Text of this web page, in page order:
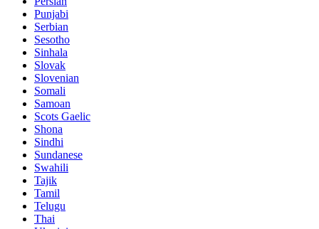
Punjabi
Serbian
Sesotho
Sinhala
Slovak
Slovenian
Somali
Samoan
Scots Gaelic
Shona
Sindhi
Sundanese
Swahili
Tajik
Tamil
Telugu
Thai